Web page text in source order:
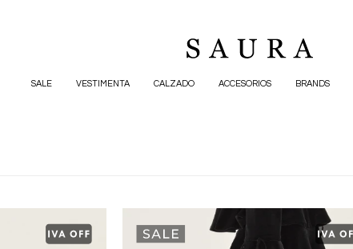
SALE VESTIMENTA CALZADO ACCESORIOS BRANDS